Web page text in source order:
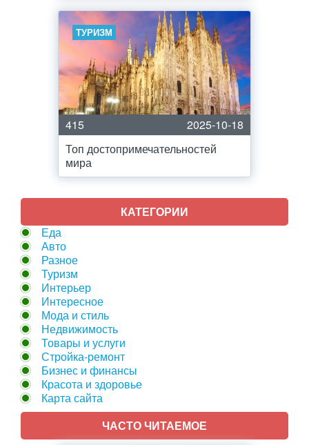
ТУРИЗМ
415
2025-10-18
Топ достопримечательностей
мира
КАТЕГОРИИ
Еда
Авто
Разное
Туризм
Интерьер
Интересное
Мода и стиль
Недвижимость
Товары и услуги
Стройка-ремонт
Бизнес и финансы
Красота и здоровье
Карта сайта
ЧАСТО ЧИТАЕМОЕ